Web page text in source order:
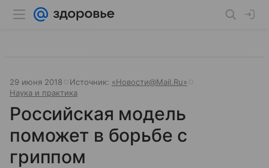
29 июня 2018 Источник: «Новости@Mail.Ru»
Наука и практика
Российская модель
поможет в борьбе с
гриппом